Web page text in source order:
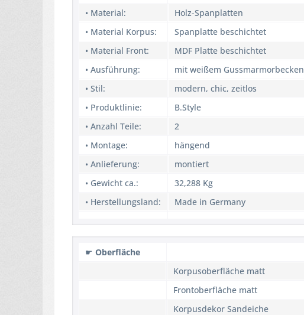
• Material:
Holz-Spanplatten
• Material Korpus:
Spanplatte beschichtet
• Material Front:
MDF Platte beschichtet
• Ausführung:
mit weißem Gussmarmorbecken
• Stil:
modern, chic, zeitlos
• Produktlinie:
B.Style
• Anzahl Teile:
2
• Montage:
hängend
• Anlieferung:
montiert
• Gewicht ca.:
32,288 Kg
• Herstellungsland:
Made in Germany
☛ Oberfläche
Korpusoberfläche matt
Frontoberfläche matt
Korpusdekor Sandeiche